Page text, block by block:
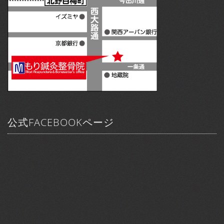
公式FACEBOOKページ